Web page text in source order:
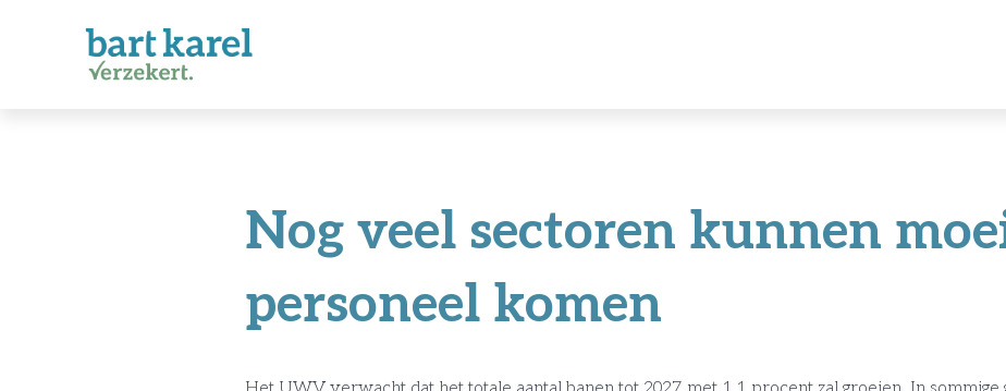
Nog veel sectoren kunnen
personeel komen